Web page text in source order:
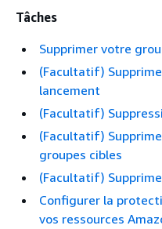
Tâches
Supprimer votre
(Facultatif)
lancement
(Facultatif)
(Facultatif)
groupes cibles
(Facultatif)
Configurer la
vos ressources